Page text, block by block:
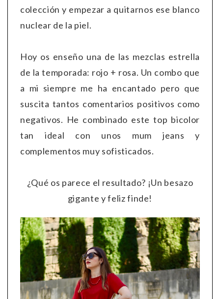
colección y empezar a quitarnos ese blanco
nuclear de la piel.
Hoy os enseño una de las mezclas estrella
de la temporada: rojo + rosa. Un combo que
a mi siempre me ha encantado pero que
suscita tantos comentarios positivos como
negativos. He combinado este top bicolor
tan ideal con unos mum jeans y
complementos muy sofisticados.
¿Qué os parece el resultado? ¡Un besazo
gigante y feliz finde!